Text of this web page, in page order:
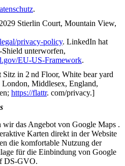
.
Stierlin Court, Mountain View,
privacy-policy. LinkedIn hat
unterworfen,
EU-US-Framework.
in 2 nd Floor, White bear yard
Middlesex, England,
https://flattr. com/privacy.]
wir das Angebot von Google Maps .
Karten direkt in der Website
die komfortable Nutzung der
für die Einbindung von Google
DS-GVO.